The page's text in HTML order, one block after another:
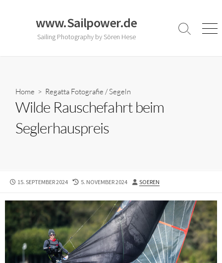
www.Sailpower.de
Sailing Photography by Sören Hese
Search
Home > Regatta Fotografie /Segeln
Wilde Rauschefahrt beim
Seglerhauspreis
PUBLISHED
15. SEPTEMBER 2024
LAST
DATE
5. NOVEMBER 2024 AUTHOR
SOEREN